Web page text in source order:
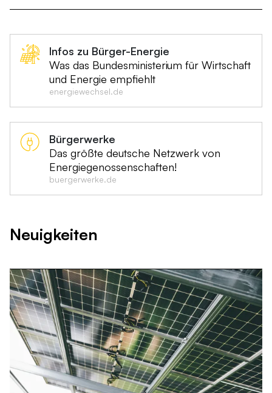
Infos zu Bürger-Energie
Was das Bundesministerium für Wirtschaft
und Energie empfiehlt
energiewechsel.de
Bürgerwerke
Das größte deutsche Netzwerk von
Energiegenossenschaften!
buergerwerke.de
Neuigkeiten